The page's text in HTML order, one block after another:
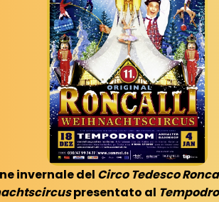
invernale del Circo Tedesco
presentato al